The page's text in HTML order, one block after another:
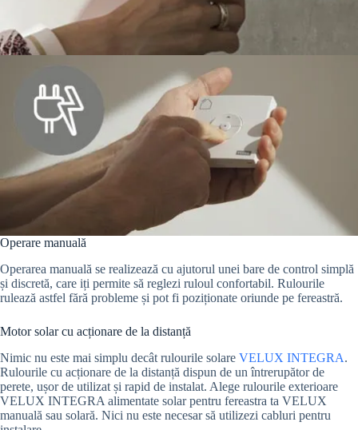
Operare manuală
Operarea manuală se realizează cu ajutorul unei bare de control simplă
și discretă, care iți permite să reglezi ruloul confortabil. Rulourile
rulează astfel fără probleme și pot fi poziționate oriunde pe fereastră.
Motor solar cu acționare de la distanță
Nimic nu este mai simplu decât rulourile solare VELUX INTEGRA.
Rulourile cu acționare de la distanță dispun de un întrerupător de
perete, ușor de utilizat și rapid de instalat. Alege rulourile exterioare
VELUX INTEGRA alimentate solar pentru fereastra ta VELUX
manuală sau solară. Nici nu este necesar să utilizezi cabluri pentru